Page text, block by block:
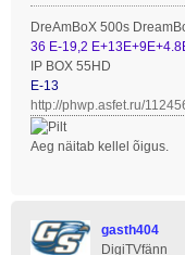
u
s
DreAmBoX 500s
36 E-19,2
IP BOX 55HD
E-13
http://phwp.asfet.ru/
Aeg näitab kellel õigus.
gasth404
DigiTVfänn